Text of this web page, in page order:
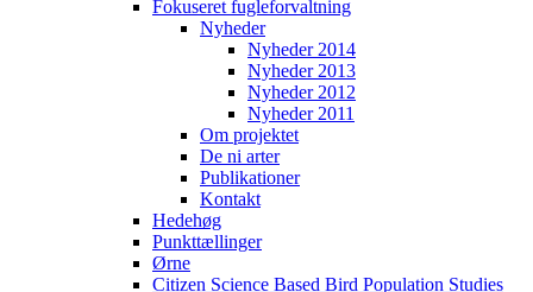
Fokuseret fugleforvaltning
Nyheder
Nyheder 2014
Nyheder 2013
Nyheder 2012
Nyheder 2011
Om projektet
De ni arter
Publikationer
Kontakt
Hedehøg
Punkttællinger
Ørne
Citizen Science Based Bird Population Studies